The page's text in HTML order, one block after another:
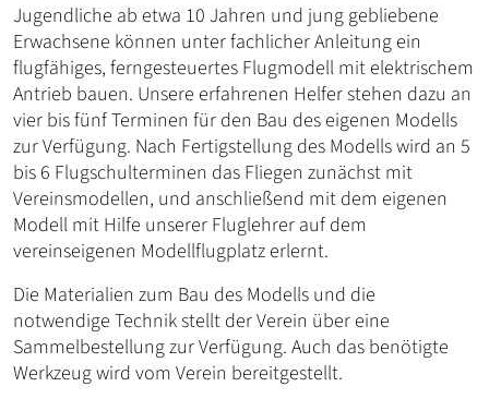
Jugendliche ab etwa 10 Jahren und jung gebliebene
Erwachsene können unter fachlicher Anleitung ein
flugfähiges, ferngesteuertes Flugmodell mit elektrischem
Antrieb bauen. Unsere erfahrenen Helfer stehen dazu an
vier bis fünf Terminen für den Bau des eigenen Modells
zur Verfügung. Nach Fertigstellung des Modells wird an 5
bis 6 Flugschulterminen das Fliegen zunächst mit
Vereinsmodellen, und anschließend mit dem eigenen
Modell mit Hilfe unserer Fluglehrer auf dem
vereinseigenen Modellflugplatz erlernt.
Die Materialien zum Bau des Modells und die
notwendige Technik stellt der Verein über eine
Sammelbestellung zur Verfügung. Auch das benötigte
Werkzeug wird vom Verein bereitgestellt.